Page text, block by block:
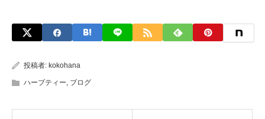
投稿者: kokohana
ハーブティー, ブログ